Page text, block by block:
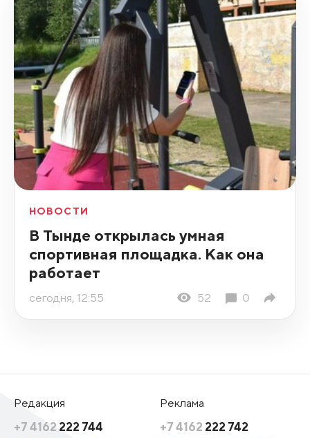
НОВОСТИ
В Тынде открылась умная
спортивная площадка. Как она
работает
сегодня, 12:55 52 0
Редакция
+7 4162 222 744
Реклама
+7 4162 222 742